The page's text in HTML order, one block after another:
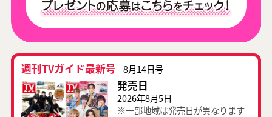
週刊TVガイド最新号 8月14日号
発売日
2026年8月5日
※一部地域は発売日が異なります